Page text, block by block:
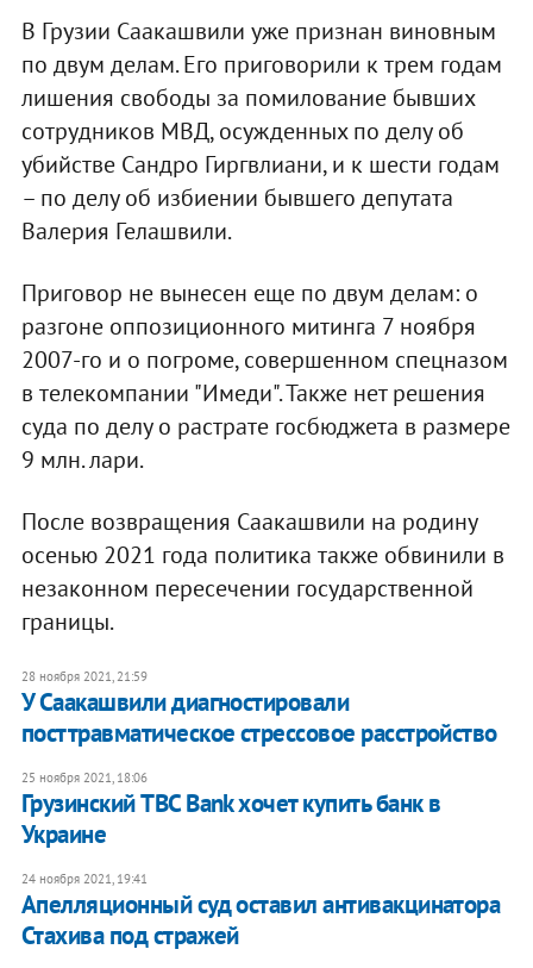
В Грузии Саакашвили уже признан виновным
по двум делам. Его приговорили к трем годам
лишения свободы за помилование бывших
сотрудников МВД, осужденных по делу об
убийстве Сандро Гиргвлиани, и к шести годам
– по делу об избиении бывшего депутата
Валерия Гелашвили.
Приговор не вынесен еще по двум делам: о
разгоне оппозиционного митинга 7 ноября
2007-го и о погроме, совершенном спецназом
в телекомпании "Имеди". Также нет решения
суда по делу о растрате госбюджета в размере
9 млн. лари.
После возвращения Саакашвили на родину
осенью 2021 года политика также обвинили в
незаконном пересечении государственной
границы.
28 ноября 2021, 21:59
У Саакашвили диагностировали
посттравматическое стрессовое расстройство
25 ноября 2021, 18:06
Грузинский TBC Bank хочет купить банк в
Украине
24 ноября 2021, 19:41
Апелляционный суд оставил антивакцинатора
Стахива под стражей